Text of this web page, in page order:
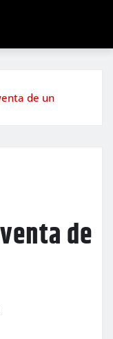
de un
de